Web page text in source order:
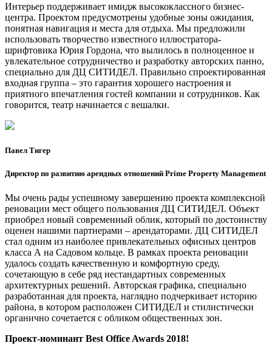
Интерьер поддерживает имидж высококлассного бизнес-
центра. Проектом предусмотрены удобные зоны ожидания,
понятная навигация и места для отдыха. Мы предложили
использовать творчество известного иллюстратора-
шрифтовика Юрия Гордона, что вылилось в полноценное и
увлекательное сотрудничество и разработку авторских панно,
специально для ДЦ СИТИДЕЛ. Правильно спроектированная
входная группа – это гарантия хорошего настроения и
приятного впечатления гостей компании и сотрудников. Как
говорится, театр начинается с вешалки.
Павел Тигер
Директор по развитию арендных отношений Prime Property Management
Мы очень рады успешному завершению проекта комплексной
реновации мест общего пользования ДЦ СИТИДЕЛ. Объект
приобрел новый современный облик, который по достоинству
оценен нашими партнерами – арендаторами. ДЦ СИТИДЕЛ
стал одним из наиболее привлекательных офисных центров
класса А на Садовом кольце. В рамках проекта реновации
удалось создать качественную и комфортную среду,
сочетающую в себе ряд нестандартных современных
архитектурных решений. Авторская графика, специально
разработанная для проекта, наглядно подчеркивает историю
района, в котором расположен СИТИДЕЛ и стилистически
органично сочетается с обликом общественных зон.
Проект-номинант Best Office Awards 2018!